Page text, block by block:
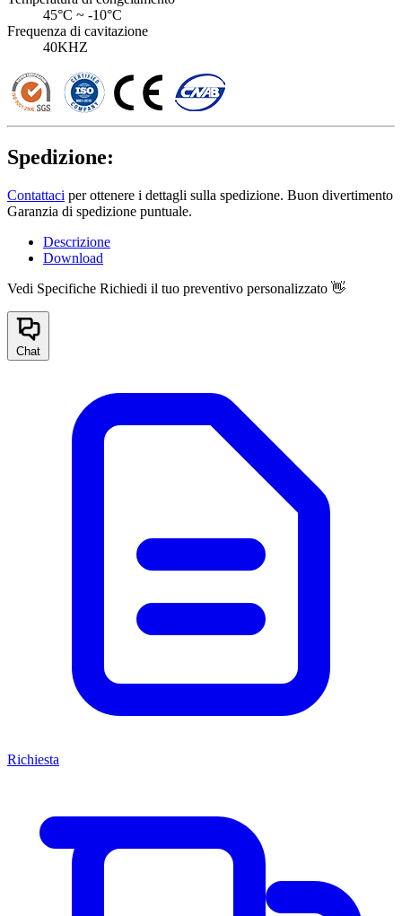
45°C ~ -10°C
Frequenza di cavitazione
40KHZ
Spedizione:
Contattaci per ottenere i dettagli sulla spedizione. Buon divertimento
Garanzia di spedizione puntuale.
Descrizione
Download
Vedi Specifiche Richiedi il tuo preventivo personalizzato 👋
Chat
Richiesta